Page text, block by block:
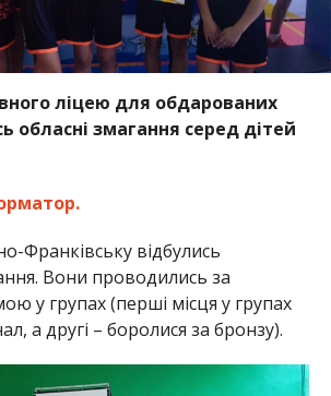
ліцею для обдарованих
обласні змагання серед дітей
Франківську відбулись
Вони проводились за
у групах (перші місця у групах
а другі – боролися за бронзу).